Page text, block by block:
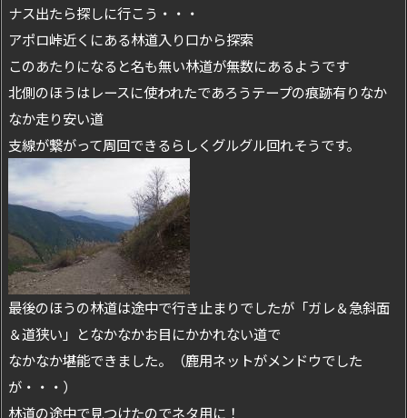
ナス出たら探しに行こう・・・
アポロ峠近くにある林道入り口から探索
このあたりになると名も無い林道が無数にあるようです
北側のほうはレースに使われたであろうテープの痕跡有りなか
なか走り安い道
支線が繋がって周回できるらしくグルグル回れそうです。
最後のほうの林道は途中で行き止まりでしたが「ガレ＆急斜面
＆道狭い」となかなかお目にかかれない道で
なかなか堪能できました。（鹿用ネットがメンドウでした
が・・・）
林道の途中で見つけたのでネタ用に！